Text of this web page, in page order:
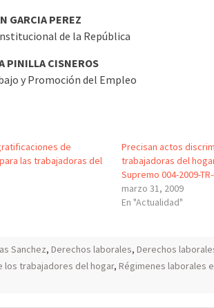
GARCIA PEREZ
de la República
PINILLA CISNEROS
y Promoción del Empleo
de
las trabajadoras del
Precisan actos
trabajadoras del
Supremo 004-2009-
marzo 31, 2009
En "Actualidad"
Sanchez, Derechos laborales, Derechos
los trabajadores del hogar, Régimenes laborales